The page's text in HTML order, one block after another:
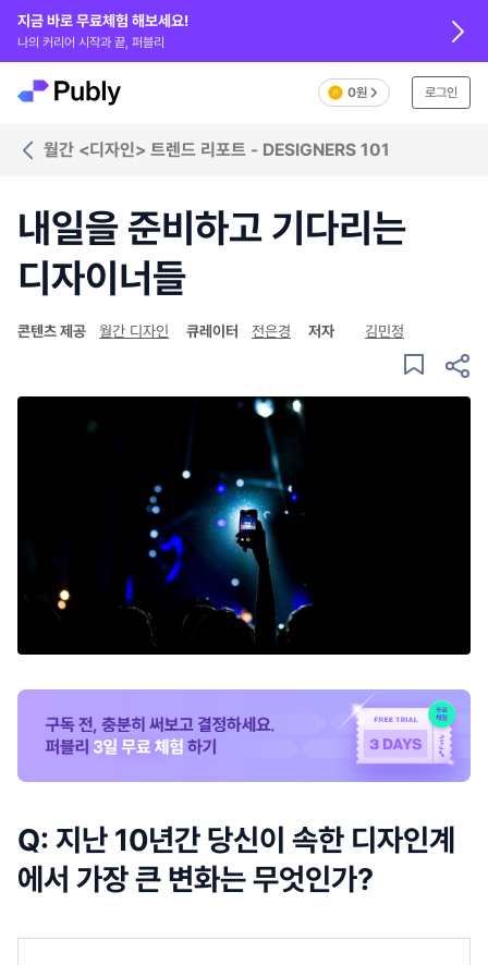
지금 바로 무료체험 해보세요!
나의 커리어 시작과 끝, 퍼블리
0원 로그인
월간 <디자인> 트렌드 리포트 - DESIGNERS 101
내일을 준비하고 기다리는
디자이너들
콘텐츠 제공 월간 디자인 큐레이터 전은경 저자 김민정
Q: 지난 10년간 당신이 속한 디자인계
에서 가장 큰 변화는 무엇인가?